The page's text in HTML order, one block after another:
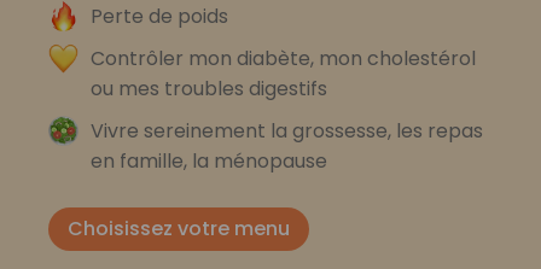
Perte de poids
Contrôler mon diabète, mon cholestérol
ou mes troubles digestifs
Vivre sereinement la grossesse, les repas
en famille, la ménopause
Choisissez votre menu